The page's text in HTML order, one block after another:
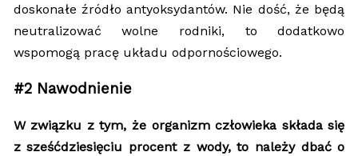
doskonałe źródło antyoksydantów. Nie dość, że będą
neutralizować wolne rodniki, to dodatkowo
wspomogą pracę układu odpornościowego.
#2 Nawodnienie
W związku z tym, że organizm człowieka składa się
z sześćdziesięciu procent z wody, to należy dbać o